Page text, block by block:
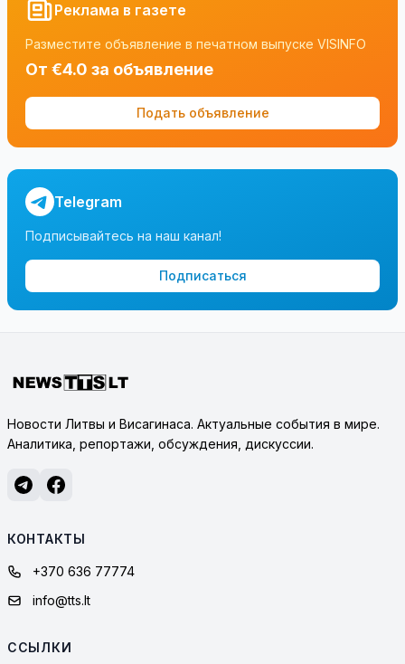
Реклама в газете
Разместите объявление в печатном выпуске VISINFO
От €4.0 за объявление
Подать объявление
Telegram
Подписывайтесь на наш канал!
Подписаться
Новости Литвы и Висагинаса. Актуальные события в мире.
Аналитика, репортажи, обсуждения, дискуссии.
КОНТАКТЫ
+370 636 77774
info@tts.lt
ССЫЛКИ